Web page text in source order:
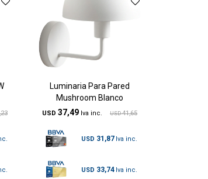
Luminaria Para Pared
Mushroom Blanco
USD 37,49 USD 41,65
USD 31,87
USD 33,74